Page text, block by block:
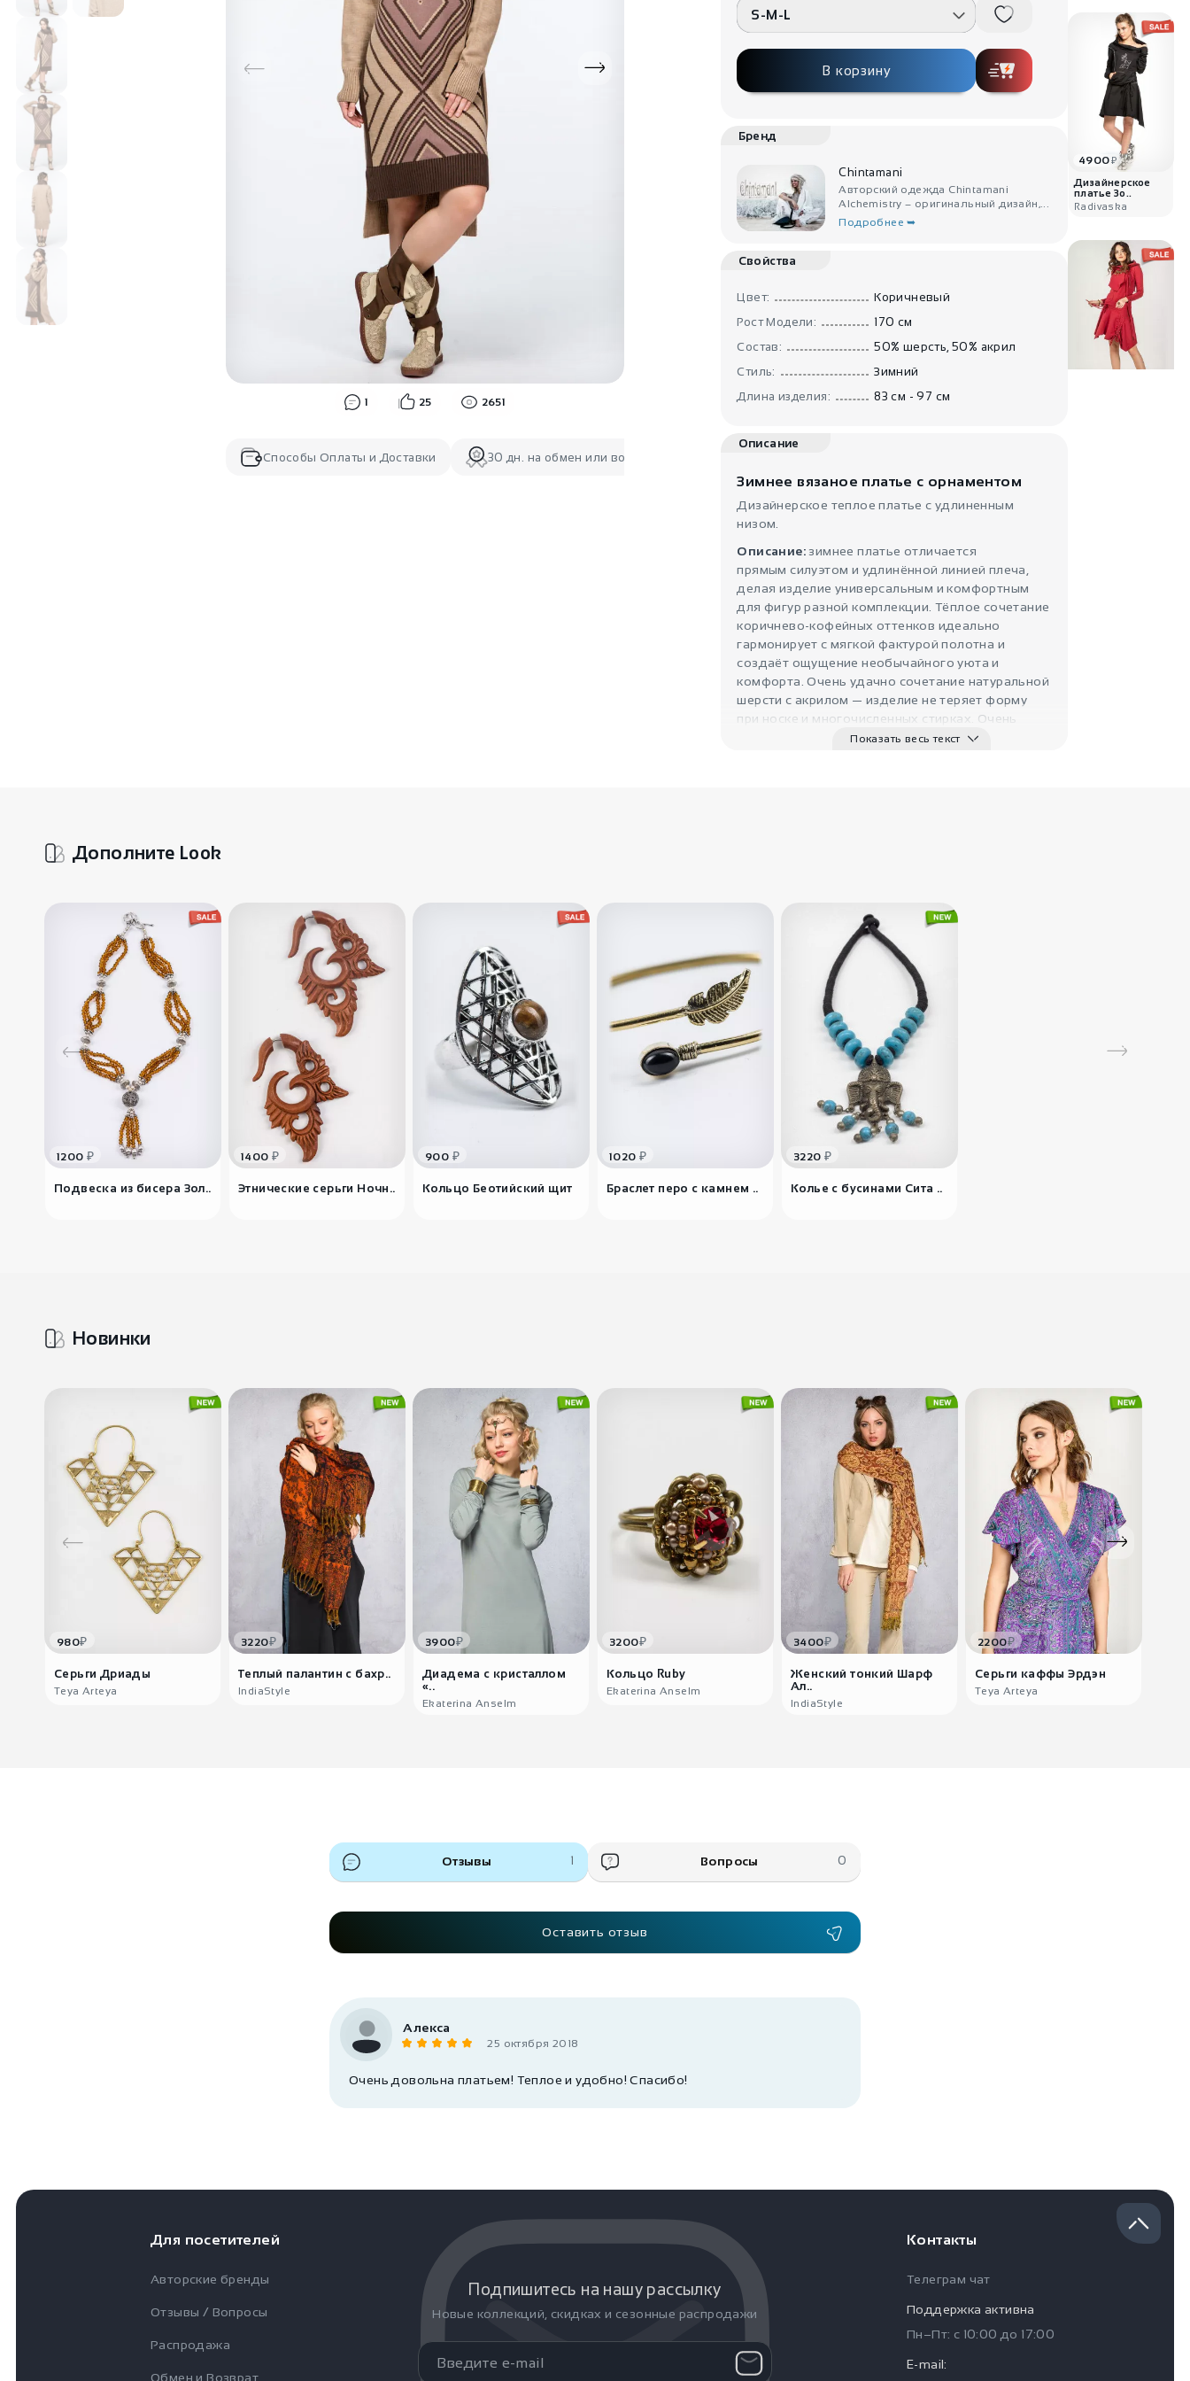
1 25 2651
Способы Оплаты и Доставки 30 дн. на обмен или возврат
S-M-L
В корзину
Бренд
Chintamani
Авторский одежда Chintamani
Alchemistry – оригинальный дизайн,...
Подробнее ➥
Свойства
Цвет:
Коричневый
Рост Модели:
170 см
Состав:
50% шерсть, 50% акрил
Стиль:
Зимний
Длина изделия:
83 см - 97 см
Описание
Зимнее вязаное платье с орнаментом
Дизайнерское теплое платье с удлиненным
низом.
Описание: зимнее платье отличается
прямым силуэтом и удлинённой линией плеча,
делая изделие универсальным и комфортным
для фигур разной комплекции. Тёплое сочетание
коричнево-кофейных оттенков идеально
гармонирует с мягкой фактурой полотна и
создаёт ощущение необычайного уюта и
комфорта. Очень удачно сочетание натуральной
шерсти с акрилом — изделие не теряет форму
при носке и многочисленных стирках. Очень
эффектно выглядит высокий воротник- стойка, а
Показать весь текст
4900₽
Дизайнерское
платье Зо..
Radivaska
9000₽
Длинное бохо
платье Те..
Radivaska
Дополните Look
1200 ₽
Подвеска из бисера Зол..
1400 ₽
Этнические серьги Ночн..
900 ₽
Кольцо Беотийский щит
1020 ₽
Браслет перо с камнем ..
3220 ₽
Колье с бусинами Сита ..
Новинки
980₽
Серьги Дриады
Teya Arteya
3220₽
Теплый палантин с бахр..
IndiaStyle
3900₽
Диадема с кристаллом
«..
Ekaterina Anselm
3200₽
Кольцо Ruby
Ekaterina Anselm
3400₽
Женский тонкий Шарф
Ал..
IndiaStyle
2200₽
Серьги каффы Эрдэн
Teya Arteya
Отзывы 1 Вопросы 0
Оставить отзыв
Алекса
25 октября 2018
Очень довольна платьем! Теплое и удобно! Спасибо!
Для посетителей
Авторские бренды
Отзывы / Вопросы
Распродажа
Обмен и Возврат
Подпишитесь на нашу рассылку
Новые коллекций, скидках и сезонные распродажи
Контакты
Телеграм чат
Поддержка активна
Пн–Пт: с 10:00 до 17:00
E-mail: